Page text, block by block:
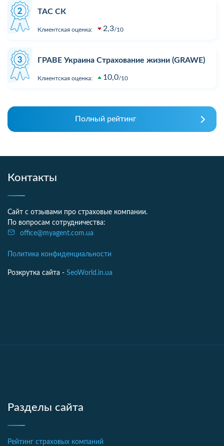
ТАС СК
Клиентская оценка: 2,3 10
ГРАВЕ Украина Страхование жизни (GRAWE)
Клиентская оценка: 10,0 10
Полный рейтинг
Контакты
Сайт с отзывами про страховые компании.
По вопросам сотрудничества:
office@myagent.com.ua
Политика конфиденциальности
Розкрутка сайта - SeoWorld.in.ua
Разделы сайта
Рейтинг страховых компаний